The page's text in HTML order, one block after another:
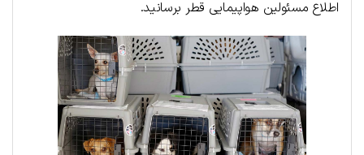
اطلاع مسئولین هواپیمایی قطر برسانید.